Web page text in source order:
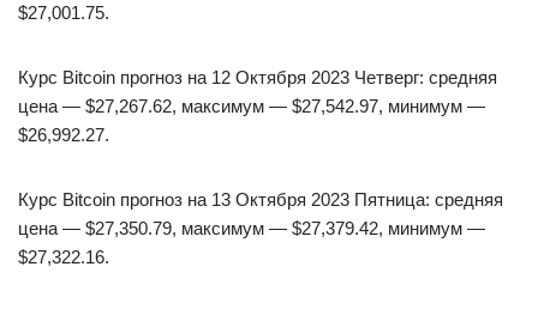
$27,001.75.
Курс Bitcoin прогноз на 12 Октября 2023 Четверг: средняя
цена — $27,267.62, максимум — $27,542.97, минимум —
$26,992.27.
Курс Bitcoin прогноз на 13 Октября 2023 Пятница: средняя
цена — $27,350.79, максимум — $27,379.42, минимум —
$27,322.16.